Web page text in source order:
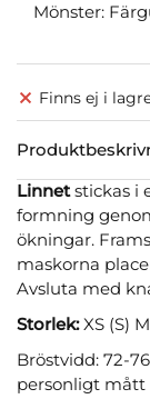
Mönster:
Finns ej i
Linnetstickas i
formning
ökningar.
maskorna
Avsluta med
Storlek:XS (S)
Bröstvidd: 72-
personligt mått